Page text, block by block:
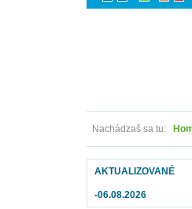
Nachádzaš sa tu:
AKTUALIZOVANÉ
-06.08.2026